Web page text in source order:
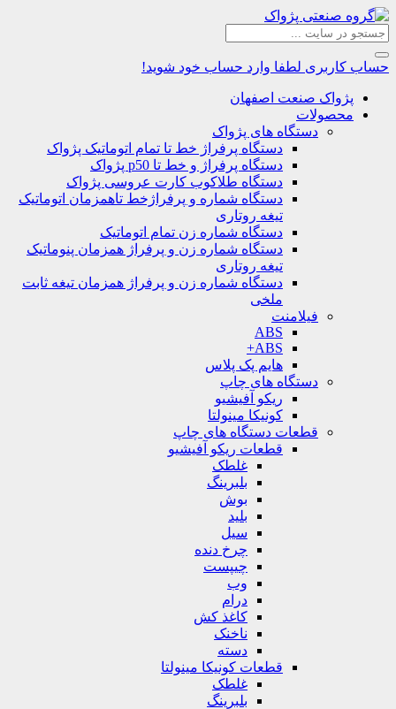
حساب کاربری لطفا وارد حساب خود شوید!
پژواک صنعت اصفهان
محصولات
دستگاه های پژواک
دستگاه پرفراژ خط تا تمام اتوماتیک پژواک
دستگاه پرفراژ و خط تا p50 پژواک
دستگاه طلاکوب کارت عروسی پژواک
دستگاه شماره و پرفراژخط تاهمزمان اتوماتیک
تیغه روتاری
دستگاه شماره زن تمام اتوماتیک
دستگاه شماره زن و پرفراژ همزمان پنوماتیک
تیغه روتاری
دستگاه شماره زن و پرفراژ همزمان تیغه ثابت
ملخی
فیلامنت
ABS
ABS+
هایم پک پلاس
دستگاه های چاپ
ریکو آفیشیو
کونیکا مینولتا
قطعات دستگاه های چاپ
قطعات ریکو آفیشیو
غلطک
بلبرینگ
بوش
بلید
سیل
چرخ دنده
چیپست
وب
درام
کاغذ کش
ناخنک
دسته
قطعات کونیکا مینولتا
غلطک
بلبرینگ